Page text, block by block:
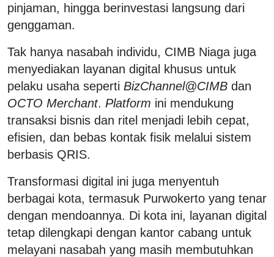
pinjaman, hingga berinvestasi langsung dari
genggaman.
Tak hanya nasabah individu, CIMB Niaga juga
menyediakan layanan digital khusus untuk
pelaku usaha seperti BizChannel@CIMB dan
OCTO Merchant. Platform ini mendukung
transaksi bisnis dan ritel menjadi lebih cepat,
efisien, dan bebas kontak fisik melalui sistem
berbasis QRIS.
Transformasi digital ini juga menyentuh
berbagai kota, termasuk Purwokerto yang tenar
dengan mendoannya. Di kota ini, layanan digital
tetap dilengkapi dengan kantor cabang untuk
melayani nasabah yang masih membutuhkan